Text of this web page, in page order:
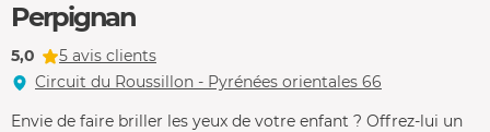
Perpignan
5,0
5 avis clients
Circuit du Roussillon - Pyrénées orientales 66
Envie de faire briller les yeux de votre enfant ? Offrez-lui un